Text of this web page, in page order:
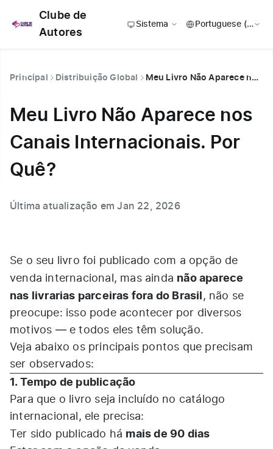
Clube de
Autores
Sistema
Principal Distribuição Global Meu Livro Não Aparece nos Canais Internacionais. Por Quê?
Meu Livro Não Aparece nos
Canais Internacionais. Por
Quê?
Última atualização em Jan 22, 2026
Se o seu livro foi publicado com a opção de
venda internacional, mas ainda não aparece
nas livrarias parceiras fora do Brasil, não se
preocupe: isso pode acontecer por diversos
motivos — e todos eles têm solução.
Veja abaixo os principais pontos que precisam
ser observados:
1. Tempo de publicação
Para que o livro seja incluído no catálogo
internacional, ele precisa:
Ter sido publicado há mais de 90 dias